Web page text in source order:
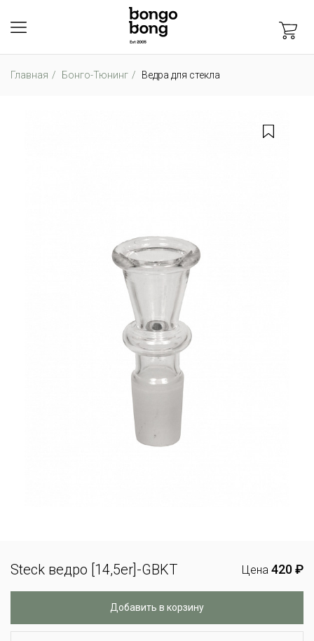
Главная Бонго-Тюнинг Ведра для стекла
Steck ведро [14,5er]-GBKT Цена 420 ₽
Добавить в корзину